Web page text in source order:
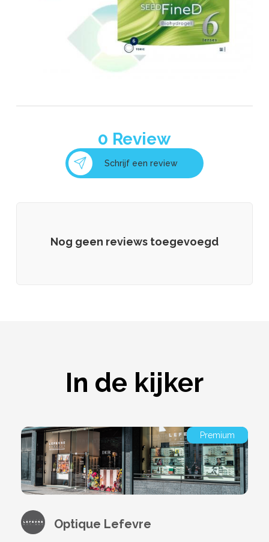
0 Review
Schrijf een review
Nog geen reviews toegevoegd
In de kijker
Premium
Optique Lefevre